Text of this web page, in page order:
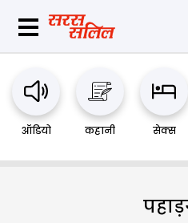
ऑडियो कहानी सेक्स